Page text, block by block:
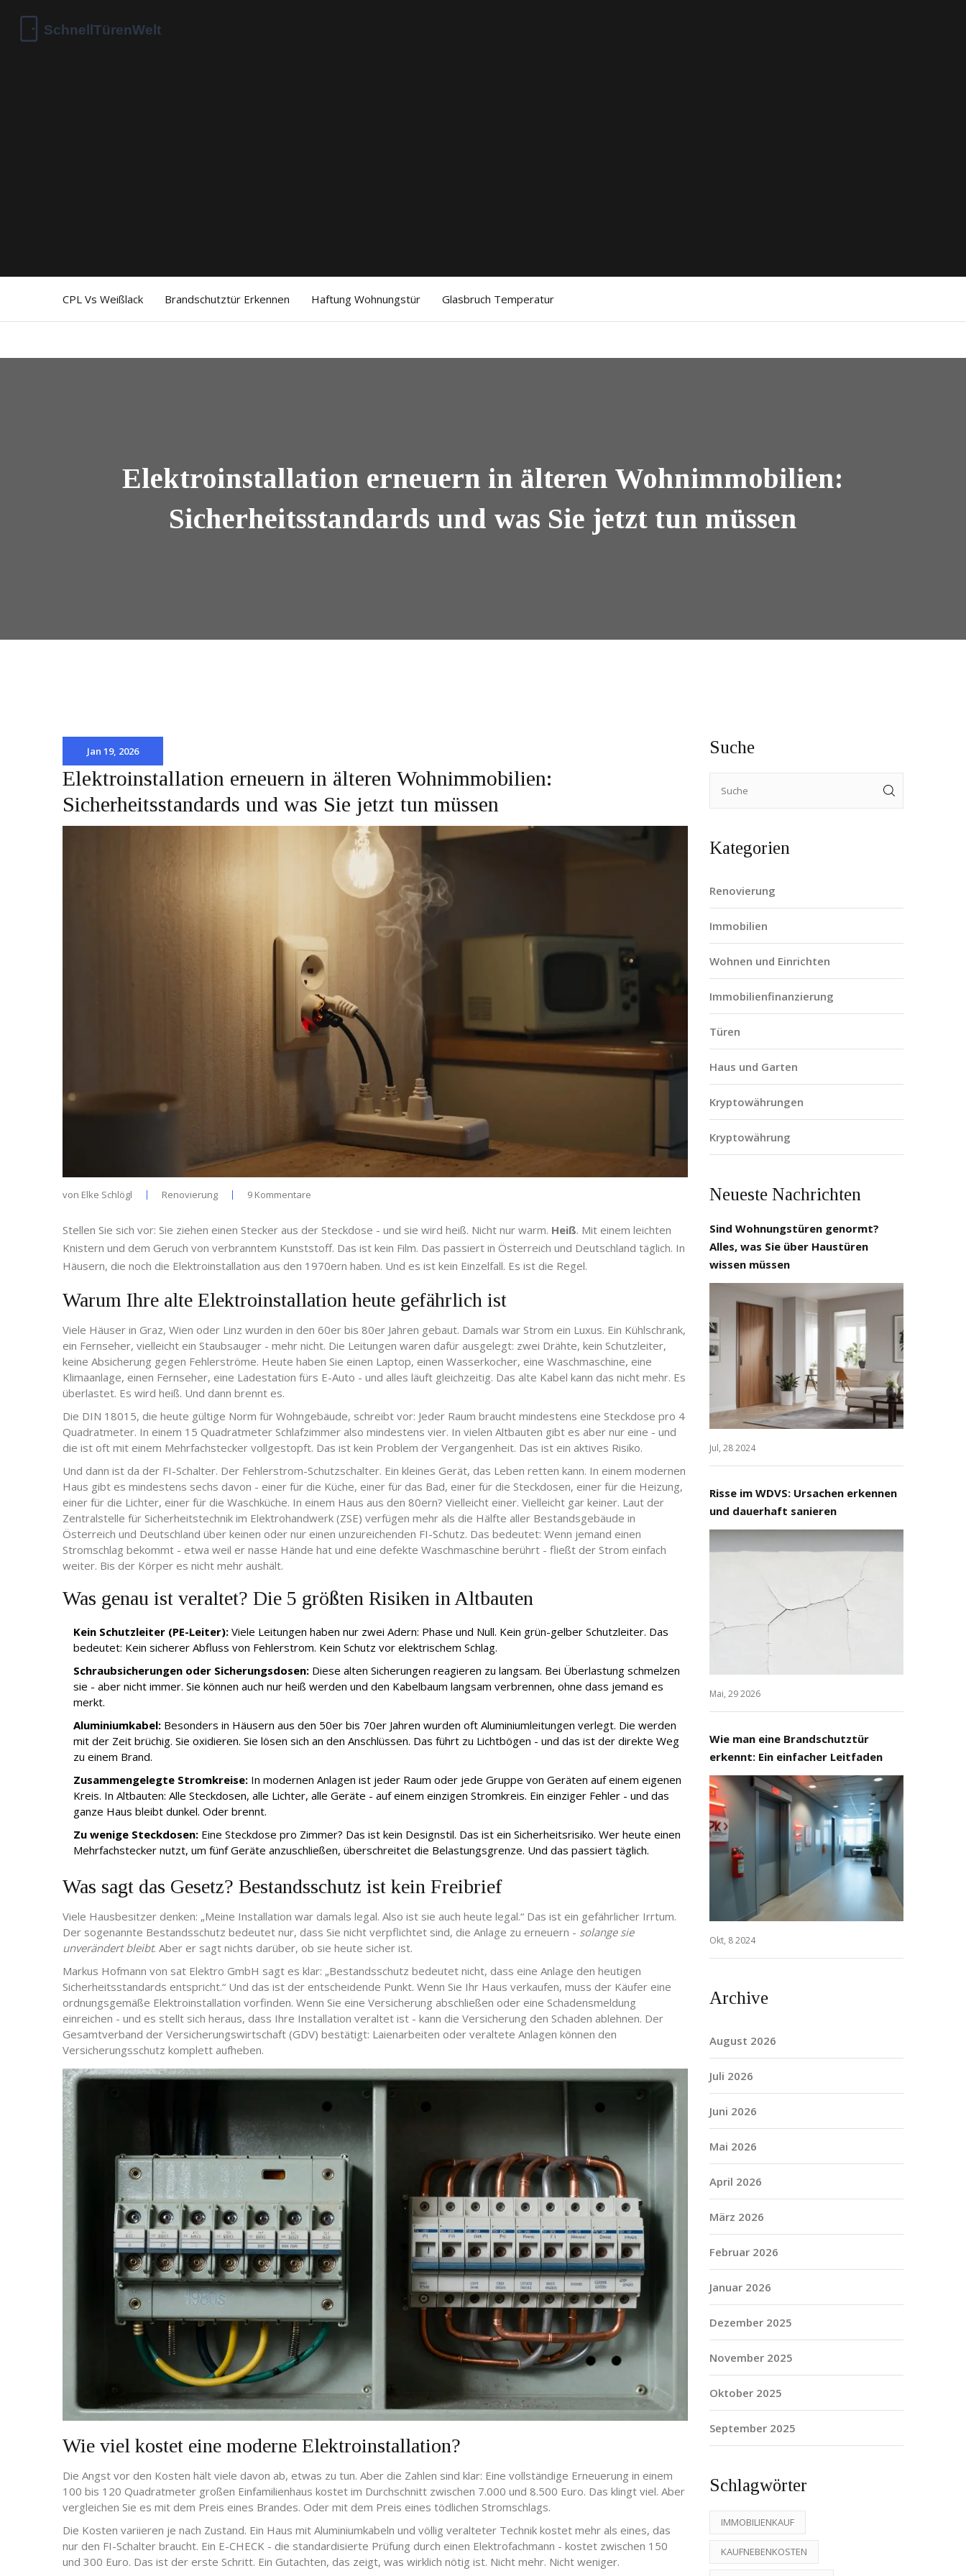
CPL Vs Weißlack Brandschutztür Erkennen Haftung Wohnungstür Glasbruch Temperatur
Elektroinstallation erneuern in älteren Wohnimmobilien:
Sicherheitsstandards und was Sie jetzt tun müssen
Jan 19, 2026
Elektroinstallation erneuern in älteren Wohnimmobilien:
Sicherheitsstandards und was Sie jetzt tun müssen
von Elke Schlögl Renovierung 9 Kommentare
Stellen Sie sich vor: Sie ziehen einen Stecker aus der Steckdose - und sie wird heiß. Nicht nur warm. Heiß. Mit einem leichten
Knistern und dem Geruch von verbranntem Kunststoff. Das ist kein Film. Das passiert in Österreich und Deutschland täglich. In
Häusern, die noch die Elektroinstallation aus den 1970ern haben. Und es ist kein Einzelfall. Es ist die Regel.
Warum Ihre alte Elektroinstallation heute gefährlich ist
Viele Häuser in Graz, Wien oder Linz wurden in den 60er bis 80er Jahren gebaut. Damals war Strom ein Luxus. Ein Kühlschrank,
ein Fernseher, vielleicht ein Staubsauger - mehr nicht. Die Leitungen waren dafür ausgelegt: zwei Drähte, kein Schutzleiter,
keine Absicherung gegen Fehlerströme. Heute haben Sie einen Laptop, einen Wasserkocher, eine Waschmaschine, eine
Klimaanlage, einen Fernseher, eine Ladestation fürs E-Auto - und alles läuft gleichzeitig. Das alte Kabel kann das nicht mehr. Es
überlastet. Es wird heiß. Und dann brennt es.
Die DIN 18015, die heute gültige Norm für Wohngebäude, schreibt vor: Jeder Raum braucht mindestens eine Steckdose pro 4
Quadratmeter. In einem 15 Quadratmeter Schlafzimmer also mindestens vier. In vielen Altbauten gibt es aber nur eine - und
die ist oft mit einem Mehrfachstecker vollgestopft. Das ist kein Problem der Vergangenheit. Das ist ein aktives Risiko.
Und dann ist da der FI-Schalter. Der Fehlerstrom-Schutzschalter. Ein kleines Gerät, das Leben retten kann. In einem modernen
Haus gibt es mindestens sechs davon - einer für die Küche, einer für das Bad, einer für die Steckdosen, einer für die Heizung,
einer für die Lichter, einer für die Waschküche. In einem Haus aus den 80ern? Vielleicht einer. Vielleicht gar keiner. Laut der
Zentralstelle für Sicherheitstechnik im Elektrohandwerk (ZSE) verfügen mehr als die Hälfte aller Bestandsgebäude in
Österreich und Deutschland über keinen oder nur einen unzureichenden FI-Schutz. Das bedeutet: Wenn jemand einen
Stromschlag bekommt - etwa weil er nasse Hände hat und eine defekte Waschmaschine berührt - fließt der Strom einfach
weiter. Bis der Körper es nicht mehr aushält.
Was genau ist veraltet? Die 5 größten Risiken in Altbauten
Kein Schutzleiter (PE-Leiter): Viele Leitungen haben nur zwei Adern: Phase und Null. Kein grün-gelber Schutzleiter. Das
bedeutet: Kein sicherer Abfluss von Fehlerstrom. Kein Schutz vor elektrischem Schlag.
Schraubsicherungen oder Sicherungsdosen: Diese alten Sicherungen reagieren zu langsam. Bei Überlastung schmelzen
sie - aber nicht immer. Sie können auch nur heiß werden und den Kabelbaum langsam verbrennen, ohne dass jemand es
merkt.
Aluminiumkabel: Besonders in Häusern aus den 50er bis 70er Jahren wurden oft Aluminiumleitungen verlegt. Die werden
mit der Zeit brüchig. Sie oxidieren. Sie lösen sich an den Anschlüssen. Das führt zu Lichtbögen - und das ist der direkte Weg
zu einem Brand.
Zusammengelegte Stromkreise: In modernen Anlagen ist jeder Raum oder jede Gruppe von Geräten auf einem eigenen
Kreis. In Altbauten: Alle Steckdosen, alle Lichter, alle Geräte - auf einem einzigen Stromkreis. Ein einziger Fehler - und das
ganze Haus bleibt dunkel. Oder brennt.
Zu wenige Steckdosen: Eine Steckdose pro Zimmer? Das ist kein Designstil. Das ist ein Sicherheitsrisiko. Wer heute einen
Mehrfachstecker nutzt, um fünf Geräte anzuschließen, überschreitet die Belastungsgrenze. Und das passiert täglich.
Was sagt das Gesetz? Bestandsschutz ist kein Freibrief
Viele Hausbesitzer denken: „Meine Installation war damals legal. Also ist sie auch heute legal.“ Das ist ein gefährlicher Irrtum.
Der sogenannte Bestandsschutz bedeutet nur, dass Sie nicht verpflichtet sind, die Anlage zu erneuern - solange sie
unverändert bleibt. Aber er sagt nichts darüber, ob sie heute sicher ist.
Markus Hofmann von sat Elektro GmbH sagt es klar: „Bestandsschutz bedeutet nicht, dass eine Anlage den heutigen
Sicherheitsstandards entspricht.“ Und das ist der entscheidende Punkt. Wenn Sie Ihr Haus verkaufen, muss der Käufer eine
ordnungsgemäße Elektroinstallation vorfinden. Wenn Sie eine Versicherung abschließen oder eine Schadensmeldung
einreichen - und es stellt sich heraus, dass Ihre Installation veraltet ist - kann die Versicherung den Schaden ablehnen. Der
Gesamtverband der Versicherungswirtschaft (GDV) bestätigt: Laienarbeiten oder veraltete Anlagen können den
Versicherungsschutz komplett aufheben.
Wie viel kostet eine moderne Elektroinstallation?
Die Angst vor den Kosten hält viele davon ab, etwas zu tun. Aber die Zahlen sind klar: Eine vollständige Erneuerung in einem
100 bis 120 Quadratmeter großen Einfamilienhaus kostet im Durchschnitt zwischen 7.000 und 8.500 Euro. Das klingt viel. Aber
vergleichen Sie es mit dem Preis eines Brandes. Oder mit dem Preis eines tödlichen Stromschlags.
Die Kosten variieren je nach Zustand. Ein Haus mit Aluminiumkabeln und völlig veralteter Technik kostet mehr als eines, das
nur den FI-Schalter braucht. Ein E-CHECK - die standardisierte Prüfung durch einen Elektrofachmann - kostet zwischen 150
und 300 Euro. Das ist der erste Schritt. Ein Gutachten, das zeigt, was wirklich nötig ist. Nicht mehr. Nicht weniger.
Suche
Kategorien
Renovierung
Immobilien
Wohnen und Einrichten
Immobilienfinanzierung
Türen
Haus und Garten
Kryptowährungen
Kryptowährung
Neueste Nachrichten
Sind Wohnungstüren genormt?
Alles, was Sie über Haustüren
wissen müssen
Jul, 28 2024
Risse im WDVS: Ursachen erkennen
und dauerhaft sanieren
Mai, 29 2026
Wie man eine Brandschutztür
erkennt: Ein einfacher Leitfaden
Okt, 8 2024
Archive
August 2026
Juli 2026
Juni 2026
Mai 2026
April 2026
März 2026
Februar 2026
Januar 2026
Dezember 2025
November 2025
Oktober 2025
September 2025
Schlagwörter
IMMOBILIENKAUF
KAUFNEBENKOSTEN